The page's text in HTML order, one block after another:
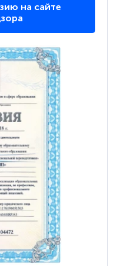
на сайте